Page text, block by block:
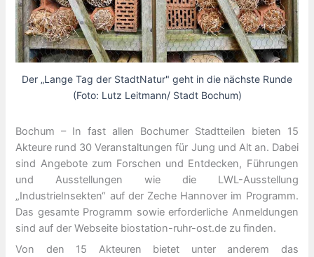
Der „Lange Tag der StadtNatur" geht in die nächste Runde
(Foto: Lutz Leitmann/ Stadt Bochum)
Bochum – In fast allen Bochumer Stadtteilen bieten 15
Akteure rund 30 Veranstaltungen für Jung und Alt an. Dabei
sind Angebote zum Forschen und Entdecken, Führungen
und Ausstellungen wie die LWL-Ausstellung
„IndustrieInsekten“ auf der Zeche Hannover im Programm.
Das gesamte Programm sowie erforderliche Anmeldungen
sind auf der Webseite biostation-ruhr-ost.de zu finden.
Von den 15 Akteuren bietet unter anderem das